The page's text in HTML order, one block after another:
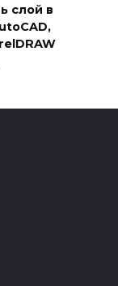
слой в